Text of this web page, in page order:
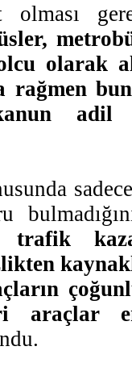
olması
olarak
rağmen
adil
trafik
araçlar